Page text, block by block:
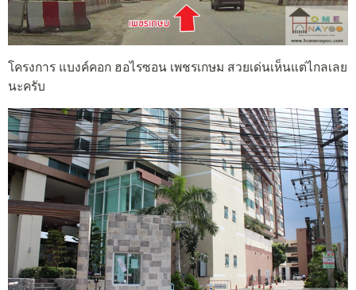
โครงการ แบงค์คอก ฮอไรซอน เพชรเกษม สวยเด่นเห็นแต่ไกลเลย
นะครับ